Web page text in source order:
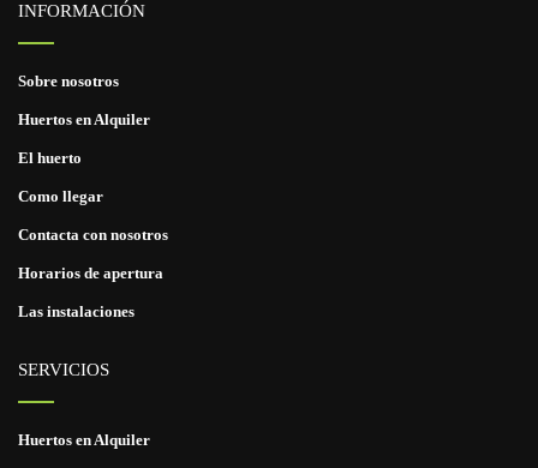
INFORMACIÓN
Sobre nosotros
Huertos en Alquiler
El huerto
Como llegar
Contacta con nosotros
Horarios de apertura
Las instalaciones
SERVICIOS
Huertos en Alquiler